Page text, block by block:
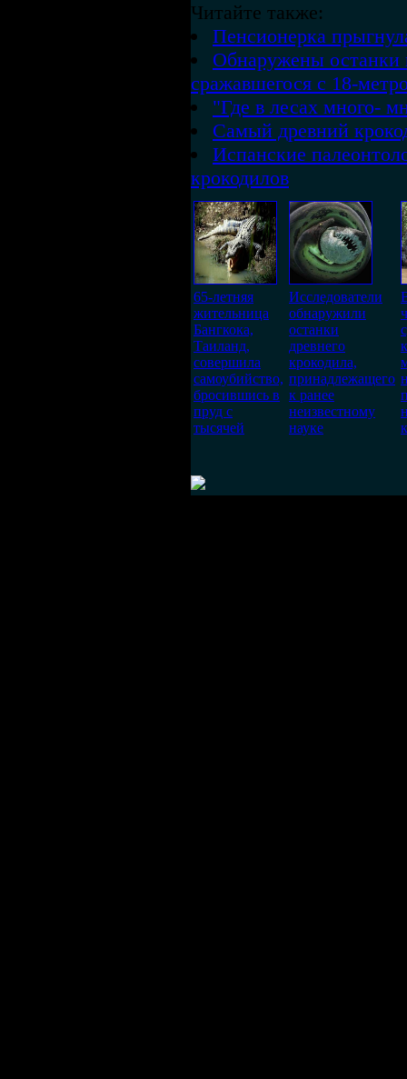
Читайте также:
Пенсионерка
Обнаружены останки
сражавшегося с 18-
"Где в лесах много-
Самый древний
Испанские
крокодилов
65-летняя
жительница
Бангкока,
Таиланд,
совершила
самоубийство,
бросившись в
пруд с
тысячей
Исследователи
обнаружили
останки
древнего
крокодила,
принадлежащего
к ранее
неизвестному
науке